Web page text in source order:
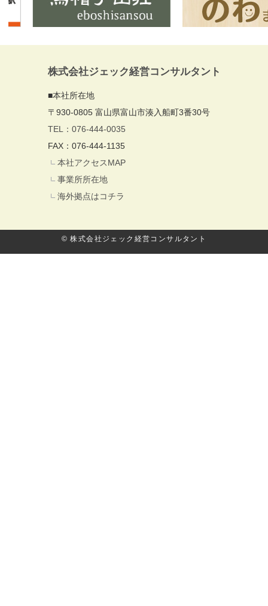
株式会社ジェック経営コンサルタント
■本社所在地
〒930-0805 富山県富山市湊入船町3番30号
TEL：076-444-0035
FAX：076-444-1135
本社アクセスMAP
事業所所在地
海外拠点はコチラ
© 株式会社ジェック経営コンサルタント